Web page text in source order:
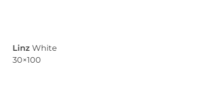
Linz White
30×100